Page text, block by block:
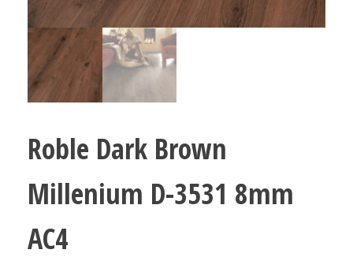
Roble Dark Brown
Millenium D-3531 8mm
AC4